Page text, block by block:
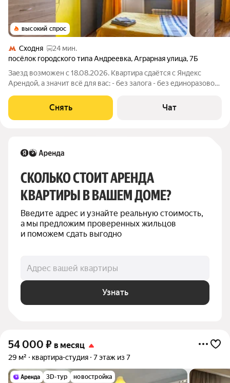
высокий спрос
Сходня
24 мин.
посёлок городского типа Андреевка,Аграрная улица,7Б
Заезд возможен с 18.08.2026. Квартира сдаётся с Яндекс
Арендой, а значит всё для вас: - без залога - без единоразовой
проживания. Мы можем показать вам квартиру онлайн это так
же детально, как
Снять Чат
СКОЛЬКО СТОИТ АРЕНДА
КВАРТИРЫ В ВАШЕМ ДОМЕ?
Введите адрес и узнайте реальную стоимость,
а мы предложим проверенных жильцов
и поможем сдать выгодно
Адрес вашей квартиры
Узнать
54 000 ₽ в месяц
29 м² квартира-студия 7 этаж из 7
3D-тур новостройка